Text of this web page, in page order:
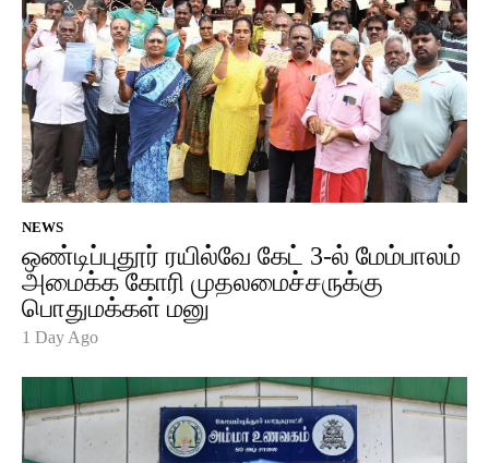
NEWS
ஒண்டிப்புதூர் ரயில்வே கேட் 3-ல் மேம்பாலம்
அமைக்க கோரி முதலமைச்சருக்கு
பொதுமக்கள் மனு
1 Day Ago